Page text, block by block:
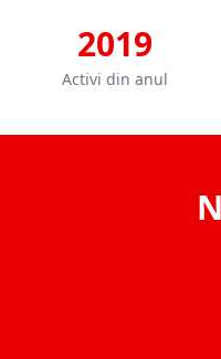
2019
Activi din anul